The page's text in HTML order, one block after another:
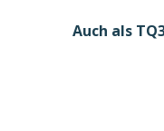
Auch als